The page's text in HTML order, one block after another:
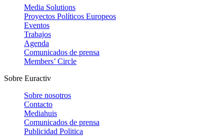
Media Solutions
Proyectos Políticos Europeos
Eventos
Trabajos
Agenda
Comunicados de prensa
Members’ Circle
Sobre Euractiv
Sobre nosotros
Contacto
Mediahuis
Comunicados de prensa
Publicidad Politica